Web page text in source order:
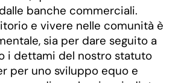
banche commerciali.
e vivere nelle comunità è
sia per dare seguito a
i dettami del nostro statuto
per uno sviluppo equo e